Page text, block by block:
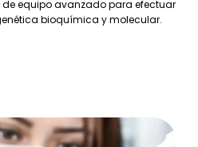
equipo avanzado para efectuar
bioquímica y molecular.